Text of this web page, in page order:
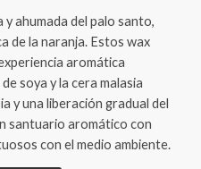
ahumada del palo santo,
de la naranja. Estos wax
aromática
soya y la cera malasia
y una liberación gradual del
santuario aromático con
con el medio ambiente.